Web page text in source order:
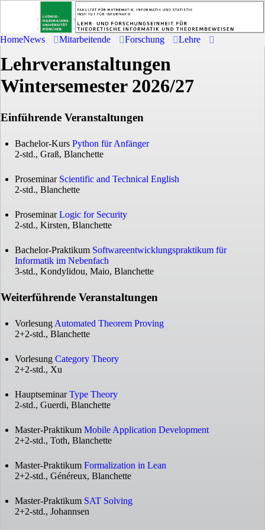
HomeNews Mitarbeitende Forschung Lehre
Lehrveranstaltungen
Wintersemester 2026/27
Einführende Veranstaltungen
Bachelor-Kurs Python für Anfänger
2-std., Graß, Blanchette
Proseminar Scientific and Technical English
2-std., Blanchette
ProseminarLogic for Security
2-std., Kirsten, Blanchette
Bachelor-Praktikum Softwareentwicklungspraktikum für
Informatik im Nebenfach
3-std., Kondylidou, Maio, Blanchette
Weiterführende Veranstaltungen
Vorlesung Automated Theorem Proving
2+2-std., Blanchette
Vorlesung Category Theory
2+2-std., Xu
HauptseminarType Theory
2-std., Guerdi, Blanchette
Master-Praktikum Mobile Application Development
2+2-std., Toth, Blanchette
Master-Praktikum Formalization in Lean
2+2-std., Généreux, Blanchette
Master-Praktikum SAT Solving
2+2-std., Johannsen